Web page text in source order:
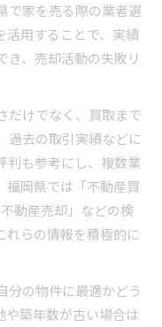
で家を売る際の業者選
活用することで、実績
き、売却活動の失敗リ
だけでなく、買取まで
過去の取引実績などに
判も参考にし、複数業
福岡県では「不動産買
動産売却」などの検
れらの情報を積極的に
分の物件に最適かどう
や築年数が古い場合は